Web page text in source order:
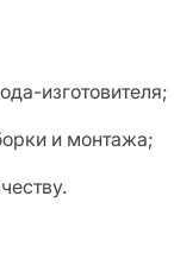
изготовителя;
и монтажа;